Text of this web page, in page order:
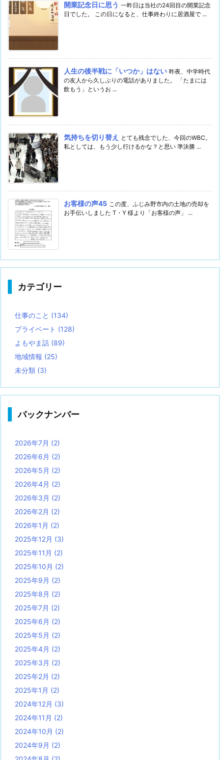
開業記念日に思う 一昨日は当社の24回目の開業記念
日でした。 この日になると、仕事終わりに居酒屋で ...
人生の後半戦に「いつか」はない 昨夜、中学時代
の友人から久しぶりの電話がありました。 「たまには
飲もう」というお ...
気持ちを切り替え
とても残念でした、今回のWBC。
私としては、もう少し行けるかな？と思い 準決勝 ...
お客様の声45 この度、ふじみ野市内の土地の売却を
お手伝いしました T・Y 様より「お客様の声」 ...
カテゴリー
仕事のこと (134)
プライベート (128)
よもやま話 (89)
地域情報 (25)
未分類 (3)
バックナンバー
2026年7月 (2)
2026年6月 (2)
2026年5月 (2)
2026年4月 (2)
2026年3月 (2)
2026年2月 (2)
2026年1月 (2)
2025年12月 (3)
2025年11月 (2)
2025年10月 (2)
2025年9月 (2)
2025年8月 (2)
2025年7月 (2)
2025年6月 (2)
2025年5月 (2)
2025年4月 (2)
2025年3月 (2)
2025年2月 (2)
2025年1月 (2)
2024年12月 (3)
2024年11月 (2)
2024年10月 (2)
2024年9月 (2)